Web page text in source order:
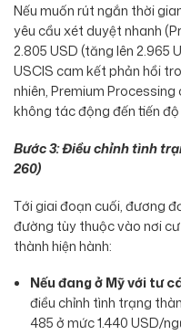
Nếu muốn rút ngắn thời
yêu cầu xét duyệt nhanh
2.805 USD (tăng lên 2.965
USCIS cam kết phản hồi
nhiên, Premium
không tác động đến tiến
Bước 3: Điều chỉnh tình
260)
Tới giai đoạn cuối, đương
đường tùy thuộc vào nơi
thành hiện hành:
Nếu đang ở Mỹ với tư
điều chỉnh tình trạng
485 ở mức 1.440 USD/